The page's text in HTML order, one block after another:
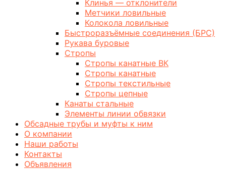
Клинья — отклонители
Метчики ловильные
Колокола ловильные
Быстроразъёмные соединения (БРС)
Рукава буровые
Стропы
Стропы канатные ВК
Стропы канатные
Стропы текстильные
Стропы цепные
Канаты стальные
Элементы линии обвязки
Обсадные трубы и муфты к ним
О компании
Наши работы
Контакты
Объявления